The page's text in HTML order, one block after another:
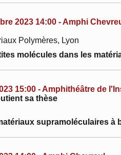
2023 14:00 - Amphi
Polymères, Lyon
molécules dans les
15:00 - Amphithéâtre de
sa thèse
supramoléculaires